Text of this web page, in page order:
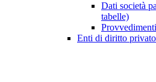
Dati società
tabelle)
Provvedimenti
Enti di diritto